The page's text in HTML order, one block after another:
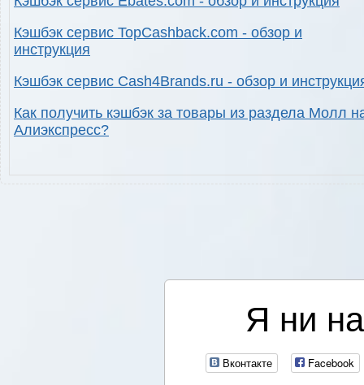
Кэшбэк сервис TopCashback.com - обзор и
инструкция
Кэшбэк сервис Cash4Brands.ru - обзор и
Как получить кэшбэк за товары из раздела Молл
Алиэкспресс?
Я ни
Вконтакте Facebook